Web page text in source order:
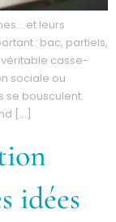
et leurs
: bac, partiels,
casse-
sociale ou
se bousculent.
[…]
idées